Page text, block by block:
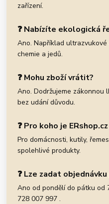
zařízení.
❓ Nabízíte ekologická
Ano. Například
chemie a jedů.
❓ Mohu zboží vrátit?
Ano. Dodržujeme zákonnou
bez udání důvodu.
❓ Pro koho je
Pro domácnosti, kutily,
spolehlivé produkty.
❓ Lze zadat
Ano od pondělí do pátku od
728 007 997 .